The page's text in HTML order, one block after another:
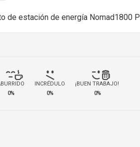
de estación de energía Nomad1800
0%
INCRÉDULO
0%
¡BUEN TRABAJO!
0%